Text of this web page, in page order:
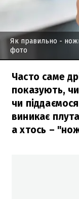
Як правильно -
фото
Часто саме
показують,
чи
виникає
а хтось –